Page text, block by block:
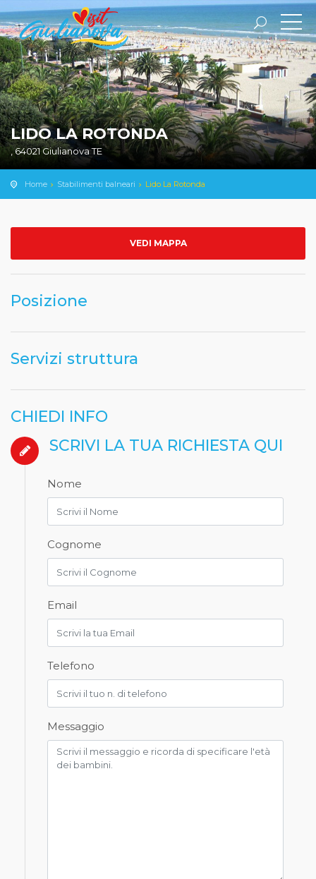
LIDO LA ROTONDA
, 64021 Giulianova TE
Home Stabilimenti balneari Lido La Rotonda
VEDI MAPPA
Posizione
Servizi struttura
CHIEDI INFO
SCRIVI LA TUA RICHIESTA QUI
Nome
Cognome
Email
Telefono
Messaggio